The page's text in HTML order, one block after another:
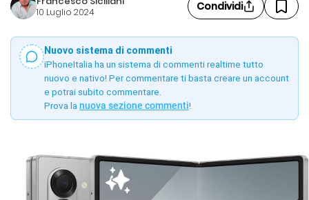
10 Luglio 2024 Condividi
Nuovo sistema di commenti
iPhoneItalia ha un sistema di commenti realtime tutto
nuovo e nativo! Per commentare ti basta creare un account
e potrai subito commentare.
Prova la nuova sezione commenti!